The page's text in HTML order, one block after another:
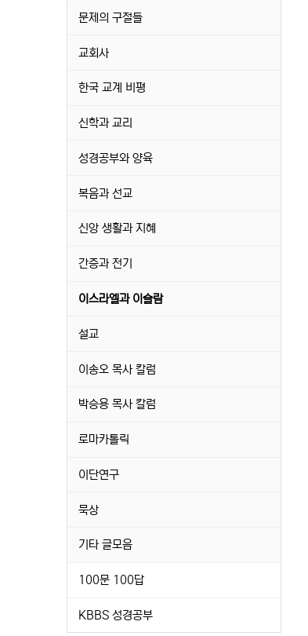
문제의 구절들
교회사
한국 교계 비평
신학과 교리
성경공부와 양육
복음과 선교
신앙 생활과 지혜
간증과 전기
이스라엘과 이슬람
설교
이송오 목사 칼럼
박승용 목사 칼럼
로마카톨릭
이단연구
묵상
기타 글모음
100문 100답
KBBS 성경공부